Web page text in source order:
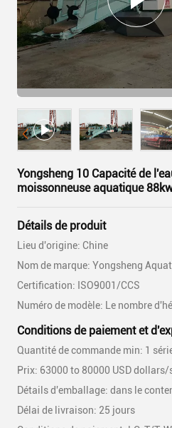
Yongsheng 10 Capacité de
moissonneuse aquatique
Détails de produit
Lieu d'origine: Chine
Nom de marque: Yongsheng
Certification: ISO9001/CCS
Numéro de modèle: Le nombre
Conditions de paiement et
Quantité de commande min: 1
Prix: 63000 to 80000 USD dollars/
Détails d'emballage: dans le
Délai de livraison: 25 jours